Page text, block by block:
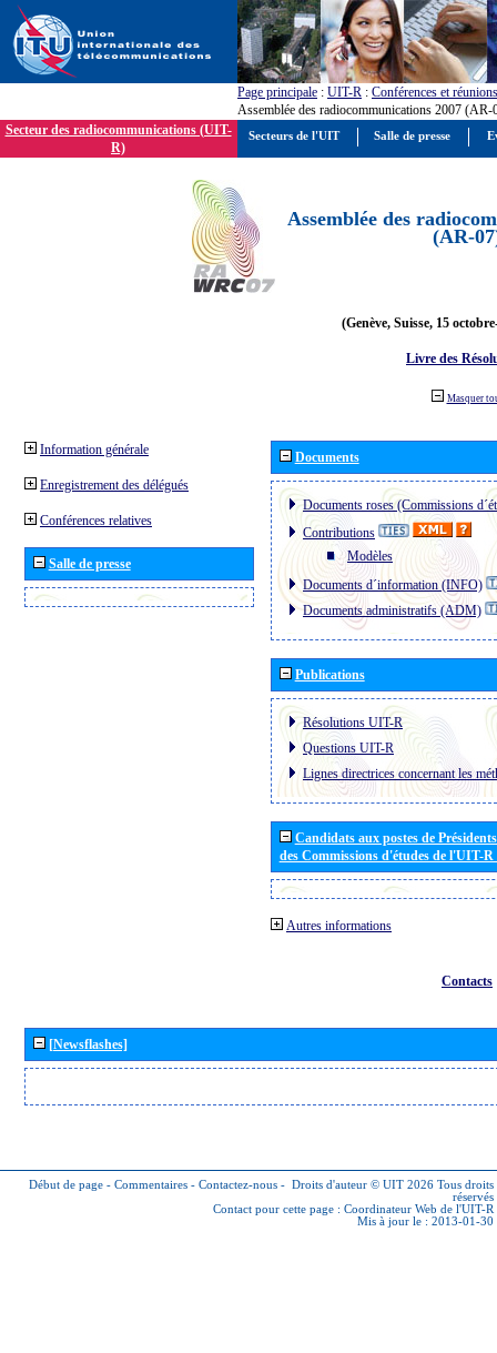
Page principale : UIT-R : Conférences et réunions
Assemblée des radiocommunications 2007 (AR-
Secteur des radiocommunications (UIT-
R)
Assemblée des
(AR-
(Genève, Suisse, 15
Livre des
Masquer
Information générale
Enregistrement des délégués
Conférences relatives
Salle de presse
Documents
Documents roses (Commissions
Contributions
Modèles
Documents d´information (INFO)
Documents administratifs (ADM)
Publications
Résolutions UIT-R
Questions UIT-R
Lignes directrices concernant les
Candidats aux postes de
des Commissions d'études de l'UIT-
Autres informations
Contacts
[Newsflashes]
Début de page - Commentaires - Contactez-nous - Droits d'auteur © UIT 2026 Tous droits
réservés
Contact pour cette page : Coordinateur Web de l'UIT-R
Mis à jour le : 2013-01-30
Secteurs de l'UIT Salle de presse